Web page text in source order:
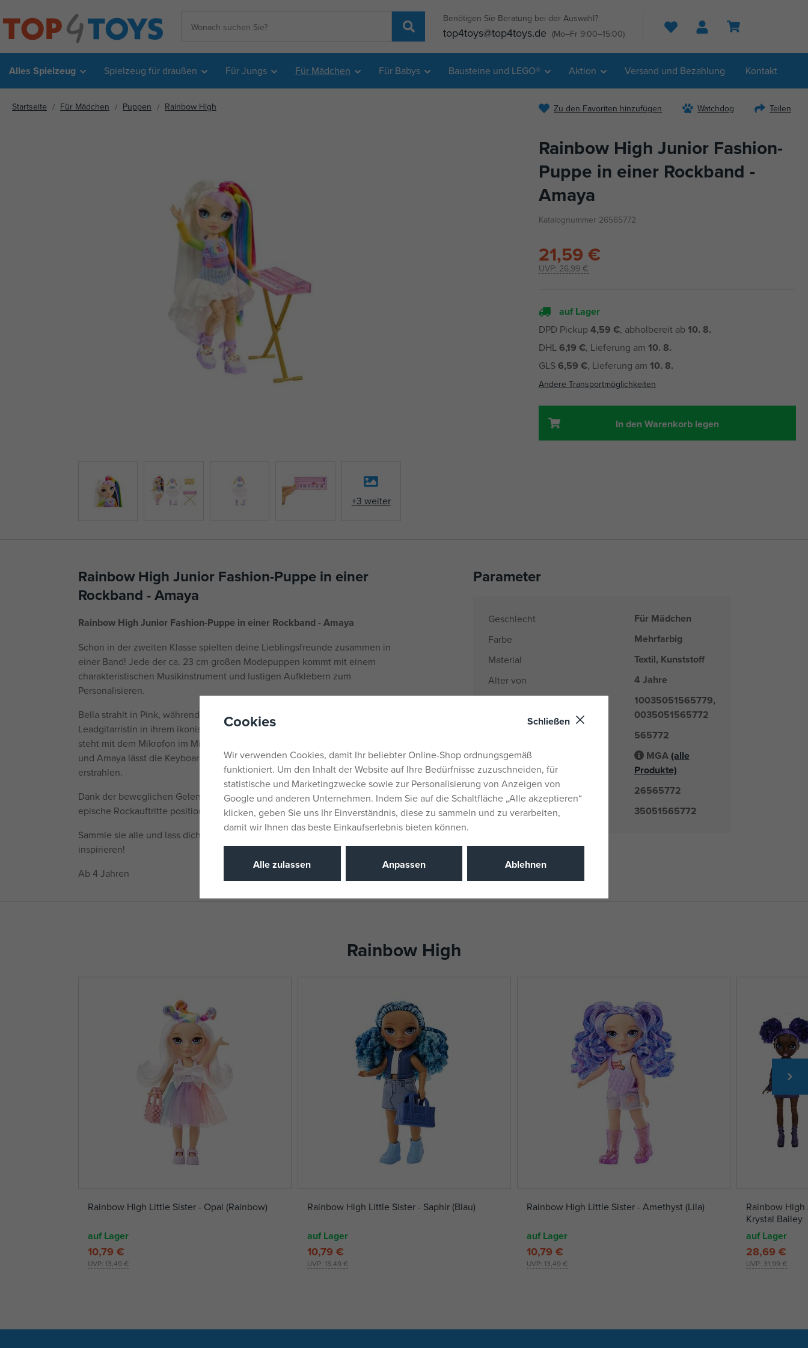
Benötigen Sie Beratung bei der Auswahl?
top4toys@top4toys.de (Mo–Fr 9:00–15:00) Suche
Alles Spielzeug Spielzeug für draußen Für Jungs Für Mädchen Für Babys Bausteine und LEGO® Aktion Versand und Bezahlung Kontakt
Startseite Für Mädchen Puppen Rainbow High
+3 weiter
Zu den Favoriten hinzufügen Watchdog Teilen
Rainbow High Junior Fashion-
Puppe in einer Rockband -
Amaya
Katalognummer 26565772
UVP: 26,99 €
21,59 €
auf Lager
DPD Pickup 4,59 €, abholbereit ab 10. 8.
DHL6,19 €, Lieferung am 10. 8.
GLS6,59 €, Lieferung am 10. 8.
Andere Transportmöglichkeiten
In den Warenkorb legen
Rainbow High Junior Fashion-Puppe in einer
Rockband - Amaya
Rainbow High Junior Fashion-Puppe in einer Rockband - Amaya
Schon in der zweiten Klasse spielten deine Lieblingsfreunde zusammen in
einer Band! Jede der ca. 23 cm großen Modepuppen kommt mit einem
charakteristischen Musikinstrument und lustigen Aufklebern zum
Personalisieren.
Bella strahlt in Pink, während sie Bassgitarre spielt, und Sunny bringt als
Leadgitarristin in ihrem ikonischen Gelb die Energie zum Vorschein. Skyler
steht mit dem Mikrofon im Mittelpunkt, ganz in leuchtendem Blau gekleidet,
und Amaya lässt die Keyboards in ihrem unverkennbaren Regenbogen-Stil
erstrahlen.
Dank der beweglichen Gelenke lassen sich die Puppen problemlos für
epische Rockauftritte positionieren.
Sammle sie alle und lass dich von der Musik zu deinen Geschichten
inspirieren!
Ab 4 Jahren
Parameter
Geschlecht Für Mädchen
Farbe Mehrfarbig
Material Textil, Kunststoff
Alter von 4 Jahre
10035051565779,
0035051565772
565772
Hersteller / Lieferant
MGA(alle
Produkte)
Katalognummer 26565772
EAN 35051565772
Rainbow High
Rainbow High Little Sister - Opal (Rainbow)
auf Lager
UVP: 13,49 €
10,79 €
Rainbow High Little Sister - Saphir (Blau)
auf Lager
UVP: 13,49 €
10,79 €
Rainbow High Little Sister - Amethyst (Lila)
auf Lager
UVP: 13,49 €
10,79 €
Rainbow
Krystal Bailey
auf Lager
UVP: 31,99 €
28,69 €
Cookies Schließen
Wir verwenden Cookies, damit Ihr beliebter Online-Shop ordnungsgemäß
funktioniert. Um den Inhalt der Website auf Ihre Bedürfnisse zuzuschneiden, für
statistische und Marketingzwecke sowie zur Personalisierung von Anzeigen von
Google und anderen Unternehmen. Indem Sie auf die Schaltfläche „Alle akzeptieren“
klicken, geben Sie uns Ihr Einverständnis, diese zu sammeln und zu verarbeiten,
damit wir Ihnen das beste Einkaufserlebnis bieten können.
Alle zulassen Anpassen Ablehnen